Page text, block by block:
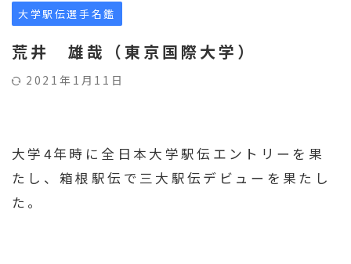
大学駅伝選手名鑑
荒井 雄哉（東京国際大学）
2021年1月11日
大学4年時に全日本大学駅伝エントリーを果
たし、箱根駅伝で三大駅伝デビューを果たし
た。